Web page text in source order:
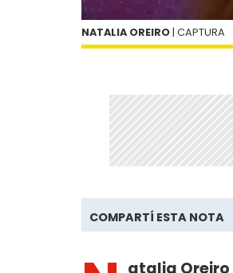
NATALIA OREIRO | CAPTURA
COMPARTÍ ESTA NOTA
atalia Oreiro